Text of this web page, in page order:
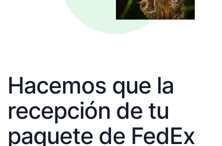
Hacemos que la
recepción de tu
paquete de FedEx